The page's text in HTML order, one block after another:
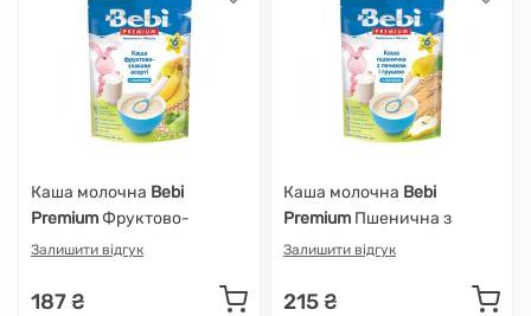
Каша молочна Bebi
PremiumФруктово-
злакове асорті, з 6 міс.,
Залишити відгук
187 ₴
Каша молочна Bebi
Premium Пшенична з
печивом і грушею, з 6 міс.,
Залишити відгук
215 ₴